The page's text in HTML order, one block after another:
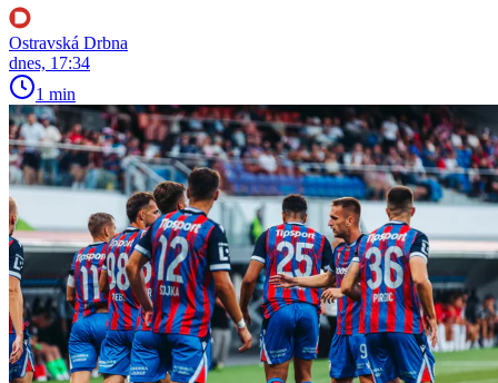
Ostravská Drbna
dnes, 17:34
1 min